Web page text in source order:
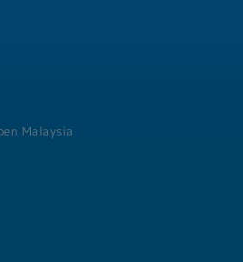
car
days, CSR, Outing)
Malaysia